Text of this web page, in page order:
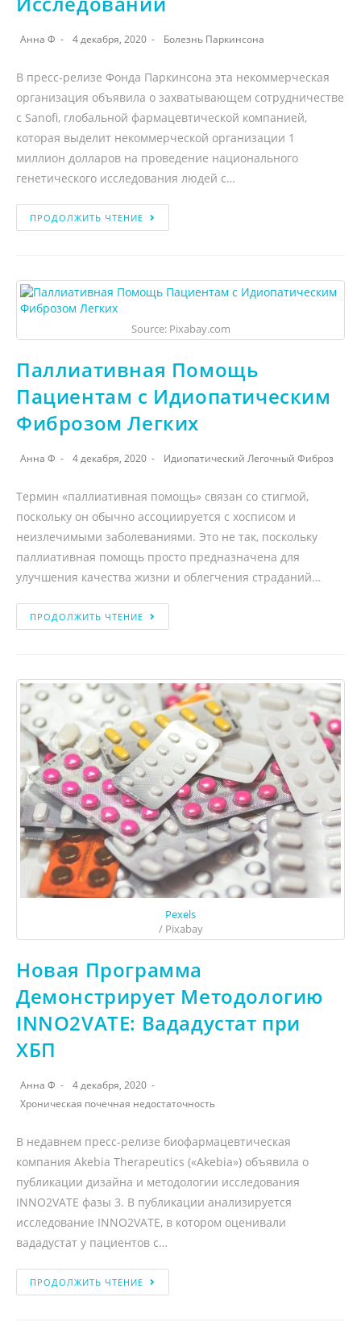
Анна Ф 4 декабря, 2020 Болезнь Паркинсона
В пресс-релизе Фонда Паркинсона эта некоммерческая
организация объявила о захватывающем сотрудничестве
с Sanofi, глобальной фармацевтической компанией,
которая выделит некоммерческой организации 1
миллион долларов на проведение национального
генетического исследования людей с…
ПРОДОЛЖИТЬ ЧТЕНИЕ
Source: Pixabay.com
Паллиативная Помощь
Пациентам с Идиопатическим
Фиброзом Легких
Анна Ф 4 декабря, 2020 Идиопатический Легочный Фиброз
Термин «паллиативная помощь» связан со стигмой,
поскольку он обычно ассоциируется с хосписом и
неизлечимыми заболеваниями. Это не так, поскольку
паллиативная помощь просто предназначена для
улучшения качества жизни и облегчения страданий…
ПРОДОЛЖИТЬ ЧТЕНИЕ
Pexels
/ Pixabay
Новая Программа
Демонстрирует Методологию
INNO2VATE: Вададустат при
ХБП
Анна Ф
4 декабря, 2020
Хроническая почечная недостаточность
В недавнем пресс-релизе биофармацевтическая
компания Akebia Therapeutics («Akebia») объявила о
публикации дизайна и методологии исследования
INNO2VATE фазы 3. В публикации анализируется
исследование INNO2VATE, в котором оценивали
вададустат у пациентов с…
ПРОДОЛЖИТЬ ЧТЕНИЕ